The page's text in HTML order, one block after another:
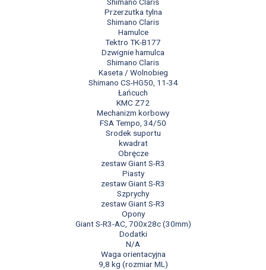
Przerzutka tylna
Shimano Claris
Hamulce
Tektro TK-B177
Dzwignie hamulca
Shimano Claris
Kaseta / Wolnobieg
Shimano CS-HG50, 11-34
Łańcuch
KMC Z72
Mechanizm korbowy
FSA Tempo, 34/50
Srodek suportu
kwadrat
Obręcze
zestaw Giant S-R3
Piasty
zestaw Giant S-R3
Szprychy
zestaw Giant S-R3
Opony
Giant S-R3-AC, 700x28c (30mm)
Dodatki
N/A
Waga orientacyjna
9,8 kg (rozmiar ML)